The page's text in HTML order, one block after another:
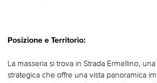
Posizione e Territorio:
La masseria si trova in Strada Ermellino,
strategica che offre una vista panoramica